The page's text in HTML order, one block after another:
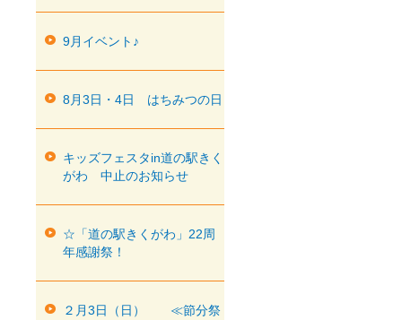
9月イベント♪
8月3日・4日 はちみつの日
キッズフェスタin道の駅きく
がわ 中止のお知らせ
☆「道の駅きくがわ」22周
年感謝祭！
２月3日（日） ≪節分祭